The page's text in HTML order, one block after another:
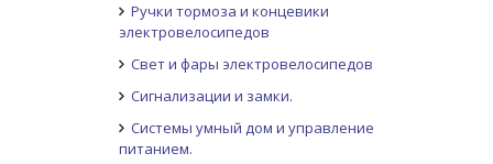
Ручки тормоза и концевики
электровелосипедов
Свет и фары электровелосипедов
Сигнализации и замки.
Системы умный дом и управление
питанием.